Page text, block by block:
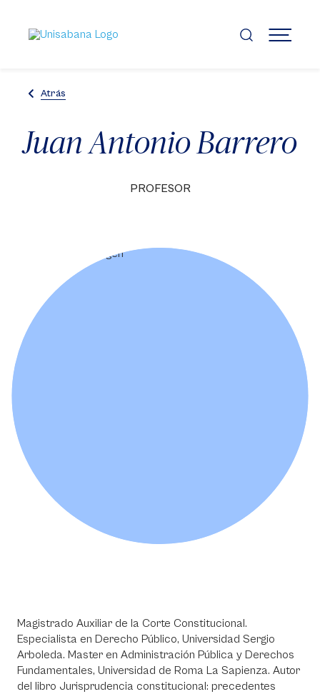
contenido
principal
MENÚ
Atrás
Juan Antonio Barrero
PROFESOR
Magistrado Auxiliar de la Corte Constitucional.
Especialista en Derecho Público, Universidad Sergio
Arboleda. Master en Administración Pública y Derechos
Fundamentales, Universidad de Roma La Sapienza. Autor
del libro Jurisprudencia constitucional: precedentes